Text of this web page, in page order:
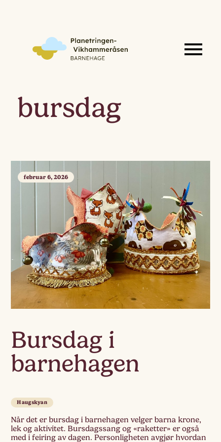
bursdag
Bursdag i
barnehagen
februar 6, 2026
Haugskyan
Når det er bursdag i barnehagen velger barna krone,
lek og aktivitet. Bursdagssang og «raketter» er også
med i feiring av dagen. Personligheten avgjør hvordan